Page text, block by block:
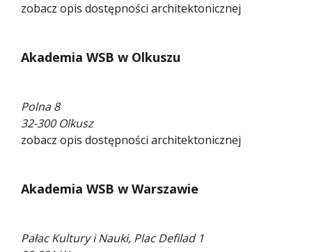
zobacz opis dostępności architektonicznej
Akademia WSB w Olkuszu
Polna 8
32-300 Olkusz
zobacz opis dostępności architektonicznej
Akademia WSB w Warszawie
Pałac Kultury i Nauki, Plac Defilad 1